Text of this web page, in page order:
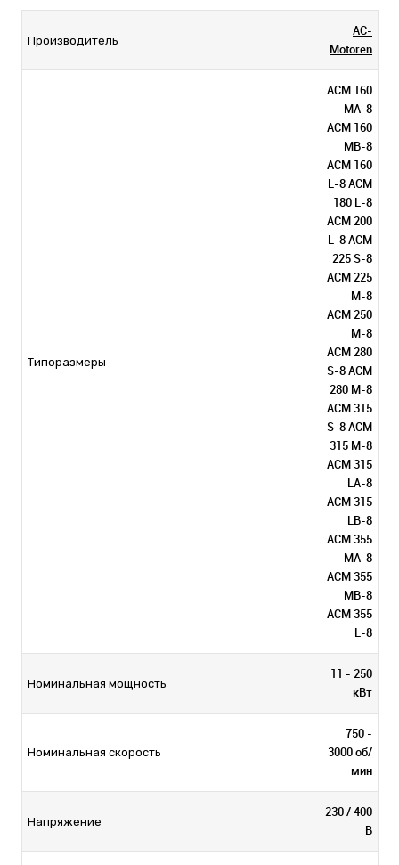
Производитель
AC-
Motoren
Типоразмеры
ACM 160
MA-8
ACM 160
MB-8
ACM 160
L-8 ACM
180 L-8
ACM 200
L-8 ACM
225 S-8
ACM 225
M-8
ACM 250
M-8
ACM 280
S-8 ACM
280 M-8
ACM 315
S-8 ACM
315 M-8
ACM 315
LA-8
ACM 315
LB-8
ACM 355
MA-8
ACM 355
MB-8
ACM 355
L-8
Номинальная мощность
11 - 250
кВт
Номинальная скорость
750 -
3000 об/
мин
Напряжение
230 / 400
В